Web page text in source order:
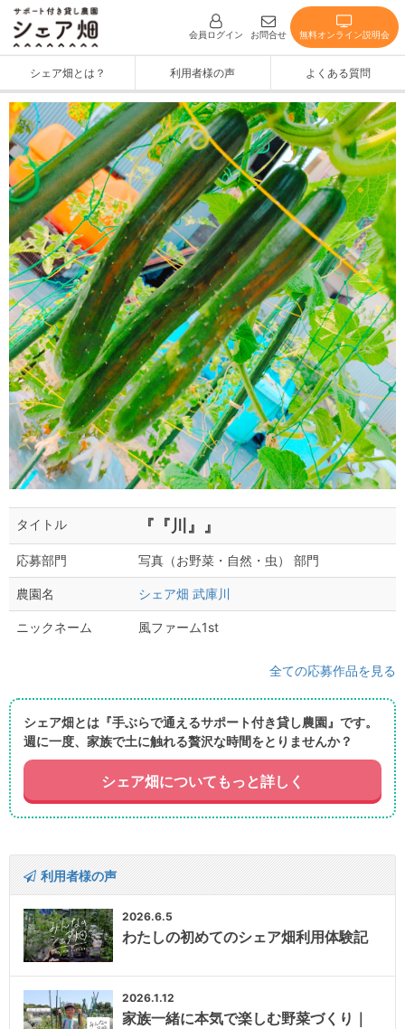
会員ログイン お問合せ 無料オンライン説明会
シェア畑とは？ 利用者様の声 よくある質問
タイトル 『『川』』
応募部門 写真（お野菜・自然・虫） 部門
農園名 シェア畑 武庫川
ニックネーム 風ファーム1st
全ての応募作品を見る
シェア畑とは『手ぶらで通えるサポート付き貸し農園』です。
週に一度、家族で土に触れる贅沢な時間をとりませんか？
シェア畑についてもっと詳しく
利用者様の声
2026.6.5
わたしの初めてのシェア畑利用体験記
2026.1.12
家族一緒に本気で楽しむ野菜づくり｜